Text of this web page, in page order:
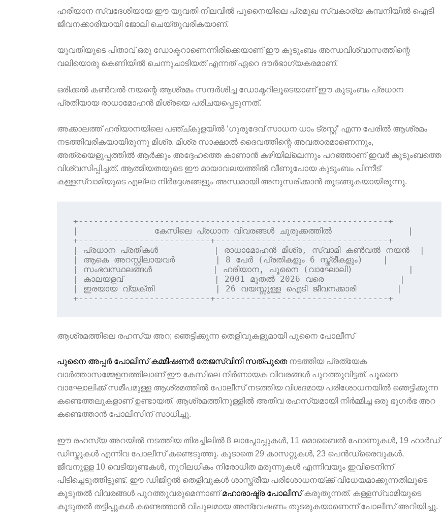
ഹരിയാന സ്വദേശിയായ ഈ യുവതി നിലവിൽ പൂനൈയിലെ പ്രമുഖ സ്വകാര്യ കമ്പനിയിൽ ഐടി
ജീവനക്കാരിയായി ജോലി ചെയ്തുവരികയാണ്.
യുവതിയുടെ പിതാവ് ഒരു ഡോക്ടറാണെന്നിരിക്കെയാണ് ഈ കുടുംബം അന്ധവിശ്വാസത്തിന്റെ
വലിയൊരു കെണിയിൽ ചെന്നുചാടിയത് എന്നത് ഏറെ ദൗർഭാഗ്യകരമാണ്.
ഒരിക്കൽ കൺവൽ നയന്റെ ആശ്രമം സന്ദർശിച്ച ഡോക്ടറിലൂടെയാണ് ഈ കുടുംബം പ്രധാന
പ്രതിയായ രാധാമോഹൻ മിശ്രയെ പരിചയപ്പെടുന്നത്.
അക്കാലത്ത് ഹരിയാനയിലെ പഞ്ച്കുളയിൽ ‘ഗുരുദേവ് സാധന ധാം ട്രസ്റ്റ്’ എന്ന പേരിൽ ആശ്രമം
നടത്തിവരികയായിരുന്നു മിശ്ര. മിശ്ര സാക്ഷാൽ ദൈവത്തിന്റെ അവതാരമാണെന്നും,
അത്രയെളുപ്പത്തിൽ ആർക്കും അദ്ദേഹത്തെ കാണാൻ കഴിയില്ലെന്നും പറഞ്ഞാണ് ഇവർ കുടുംബത്തെ
വിശ്വസിപ്പിച്ചത്. ആത്മീയതയുടെ ഈ മായാവലയത്തിൽ വീണുപോയ കുടുംബം പിന്നീട്
കള്ളസ്വാമിയുടെ എല്ലാ നിർദ്ദേശങ്ങളും അന്ധമായി അനുസരിക്കാൻ തുടങ്ങുകയായിരുന്നു.
+-------------------------------------------------------------+
|               കേസിലെ പ്രധാന വിവരങ്ങൾ ചുരുക്കത്തിൽ               |
+--------------------------+----------------------------------+
| പ്രധാന പ്രതികൾ           | രാധാമോഹൻ മിശ്ര, സ്വാമി കൺവൽ നയൻ  |
| ആകെ അറസ്റ്റിലായവർ        | 8 പേർ (പ്രതികളും 6 സ്ത്രീകളും)    |
| സംഭവസ്ഥലങ്ങൾ            | ഹരിയാന, പൂനൈ (വാഘോലി)           |
| കാലയളവ്                  | 2001 മുതൽ 2026 വരെ               |
| ഇരയായ വ്യക്തി            | 26 വയസ്സുള്ള ഐടി ജീവനക്കാരി        |
ആശ്രമത്തിലെ രഹസ്യ അറ; ഞെട്ടിക്കുന്ന തെളിവുകളുമായി പൂനൈ പോലീസ്
പുനൈ അപ്പർ പോലീസ് കമ്മീഷണർ തേജസ്വിനി സത്പുതെനടത്തിയ പ്രത്യേക
വാർത്താസമ്മേളനത്തിലാണ് ഈ കേസിലെ നിർണായക വിവരങ്ങൾ പുറത്തുവിട്ടത്. പൂനൈ
വാഘോലിക്ക് സമീപമുള്ള ആശ്രമത്തിൽ പോലീസ് നടത്തിയ വിശദമായ പരിശോധനയിൽ ഞെട്ടിക്കുന്ന
കണ്ടെത്തലുകളാണ് ഉണ്ടായത്. ആശ്രമത്തിനുള്ളിൽ അതീവ രഹസ്യമായി നിർമ്മിച്ച ഒരു ഭൂഗർഭ അറ
കണ്ടെത്താൻ പോലീസിന് സാധിച്ചു.
ഈ രഹസ്യ അറയിൽ നടത്തിയ തിരച്ചിലിൽ 8 ലാപ്ടോപ്പുകൾ, 11 മൊബൈൽ ഫോണുകൾ, 19 ഹാർഡ്
ഡിസ്കുകൾ എന്നിവ പോലീസ് കണ്ടെടുത്തു. കൂടാതെ 29 കാസറ്റുകൾ, 23 പെൻഡ്രൈവുകൾ,
ജീവനുള്ള 10 വെടിയുണ്ടകൾ, നൂറിലധികം നിരോധിത മരുന്നുകൾ എന്നിവയും ഇവിടെനിന്ന്
പിടിച്ചെടുത്തിട്ടുണ്ട്. ഈ ഡിജിറ്റൽ തെളിവുകൾ ശാസ്ത്രീയ പരിശോധനയ്ക്ക് വിധേയമാക്കുന്നതിലൂടെ
കൂടുതൽ വിവരങ്ങൾ പുറത്തുവരുമെന്നാണ്മഹാരാഷ്ട്ര പോലീസ്കരുതുന്നത്. കള്ളസ്വാമിയുടെ
കൂടുതൽ തട്ടിപ്പുകൾ കണ്ടെത്താൻ വിപുലമായ അന്വേഷണം തുടരുകയാണെന്ന് പോലീസ് അറിയിച്ചു.